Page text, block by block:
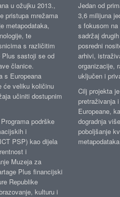
u ožujku 2013.,
pristupa mrežama
metapodataka,
te
s različitim
Plus sastoji se od
članice.
s Europeana
će veliku količinu
učiniti dostupnim
podrške
i
PSP) kao dijela
i
Muzeja za
Plus financijski
Republike
kulturu i
Jedan od
3,6 milijuna
s fokusom
sadržaj
posredni
arhivi,
organizacije,
uključen i
Cilj projekta
pretraživanja
Europeane,
dogradnja
poboljšanje